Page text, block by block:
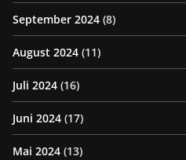
September 2024 (8)
August 2024 (11)
Juli 2024 (16)
Juni 2024 (17)
Mai 2024 (13)